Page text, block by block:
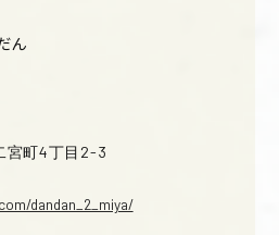
ん
宮町4丁目2-3
dandan_2_miya/